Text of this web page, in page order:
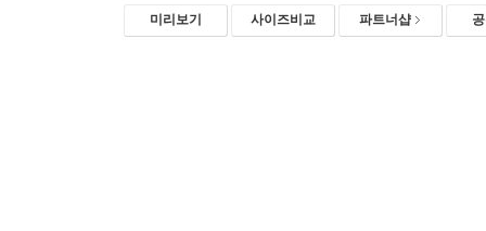
미리보기 사이즈비교 파트너샵